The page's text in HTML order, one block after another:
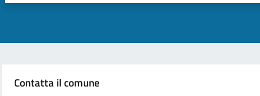
Contatta il comune